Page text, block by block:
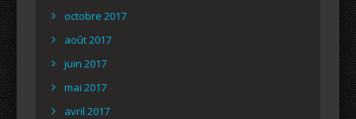
octobre 2017
août 2017
juin 2017
mai 2017
avril 2017